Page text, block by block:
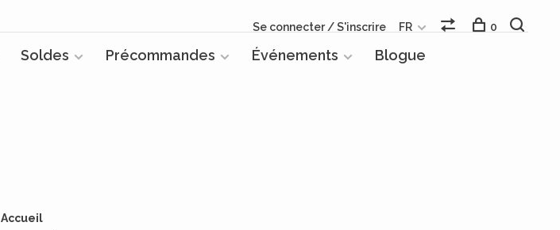
Soldes Précommandes Événements
Blogue
Se connecter / S'inscrire FR 0
Accueil